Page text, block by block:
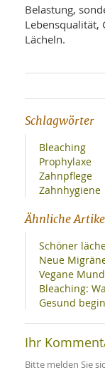
Belastung,
Lebensqualität,
Lächeln.
Schlagwörter
Bleaching
Prophylaxe
Zahnpflege
Zahnhygiene
Ähnliche
Schöner
Neue
Vegane
Bleaching:
Gesund
Ihr
Bitte melden Sie